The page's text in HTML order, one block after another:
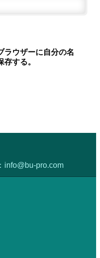
ラウザーに自分の名
する。
info@bu-pro.com